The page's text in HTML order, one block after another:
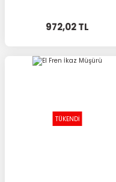
972,02 TL
TÜKENDİ